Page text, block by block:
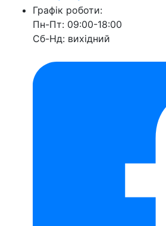
Графік роботи:
Пн-Пт: 09:00-18:00
Сб-Нд: вихідний